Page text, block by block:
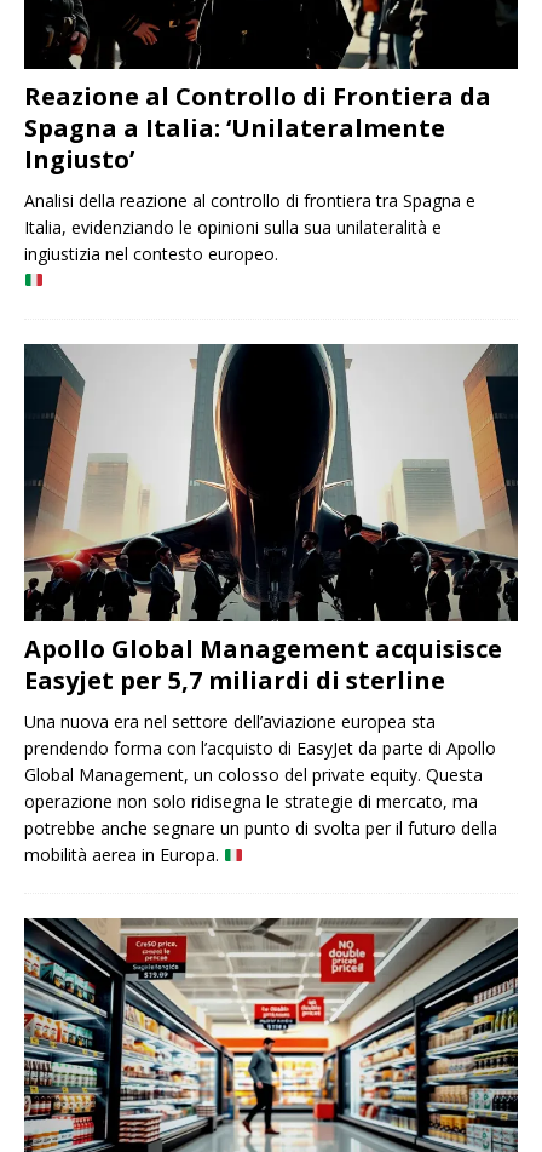
Reazione al Controllo di Frontiera da
Spagna a Italia: ‘Unilateralmente
Ingiusto’
Analisi della reazione al controllo di frontiera tra Spagna e
Italia, evidenziando le opinioni sulla sua unilateralità e
ingiustizia nel contesto europeo.
Apollo Global Management acquisisce
Easyjet per 5,7 miliardi di sterline
Una nuova era nel settore dell’aviazione europea sta
prendendo forma con l’acquisto di EasyJet da parte di Apollo
Global Management, un colosso del private equity. Questa
operazione non solo ridisegna le strategie di mercato, ma
potrebbe anche segnare un punto di svolta per il futuro della
mobilità aerea in Europa.